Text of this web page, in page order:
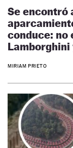
Se encontró
conduce: no
Lamborghini
MIRIAM PRIETO